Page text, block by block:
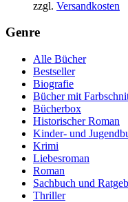
zzgl. Versandkosten
Genre
Alle Bücher
Bestseller
Biografie
Bücher mit
Bücherbox
Historischer Roman
Kinder- und
Krimi
Liebesroman
Roman
Sachbuch und
Thriller